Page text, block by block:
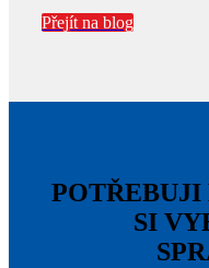
Přejít na blog
SI